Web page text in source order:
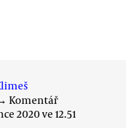
Komentář
2020 ve 12.51